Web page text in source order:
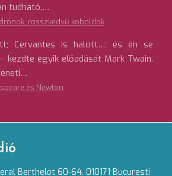
tudható,…
rosszkedvű koboldok
Cervantes is halott…; és én se
kezdte egyik előadását Mark Twain.
és Newton
Berthelot 60-64. 010171 Bucuresti